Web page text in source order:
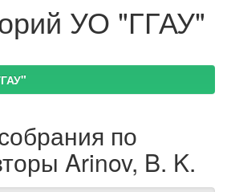
УО "ГГАУ"
по
Arinov, B. K.